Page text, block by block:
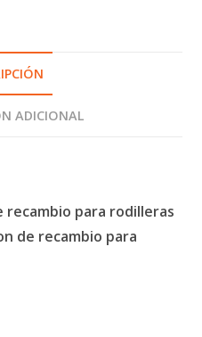
ADICIONAL
para rodilleras
de recambio para